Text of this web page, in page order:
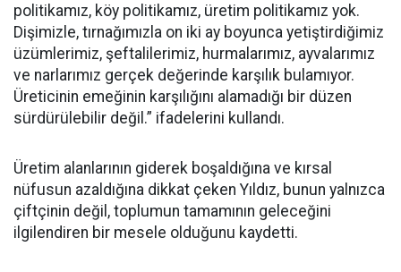
politikamız, köy politikamız, üretim politikamız yok.
Dişimizle, tırnağımızla on iki ay boyunca yetiştirdiğimiz
üzümlerimiz, şeftalilerimiz, hurmalarımız, ayvalarımız
ve narlarımız gerçek değerinde karşılık bulamıyor.
Üreticinin emeğinin karşılığını alamadığı bir düzen
sürdürülebilir değil.” ifadelerini kullandı.
Üretim alanlarının giderek boşaldığına ve kırsal
nüfusun azaldığına dikkat çeken Yıldız, bunun yalnızca
çiftçinin değil, toplumun tamamının geleceğini
ilgilendiren bir mesele olduğunu kaydetti.